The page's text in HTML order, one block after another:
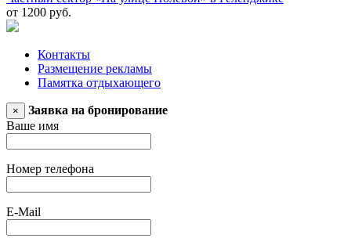
от 1200 руб.
Контакты
Размещение рекламы
Памятка отдыхающего
×
Заявка на бронирование
Ваше имя
Номер телефона
E-Mail